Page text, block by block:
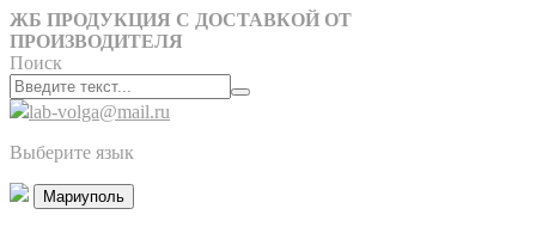
ЖБ ПРОДУКЦИЯ С ДОСТАВКОЙ ОТ
ПРОИЗВОДИТЕЛЯ
Поиск
lab-volga@mail.ru
Выберите язык
Мариуполь